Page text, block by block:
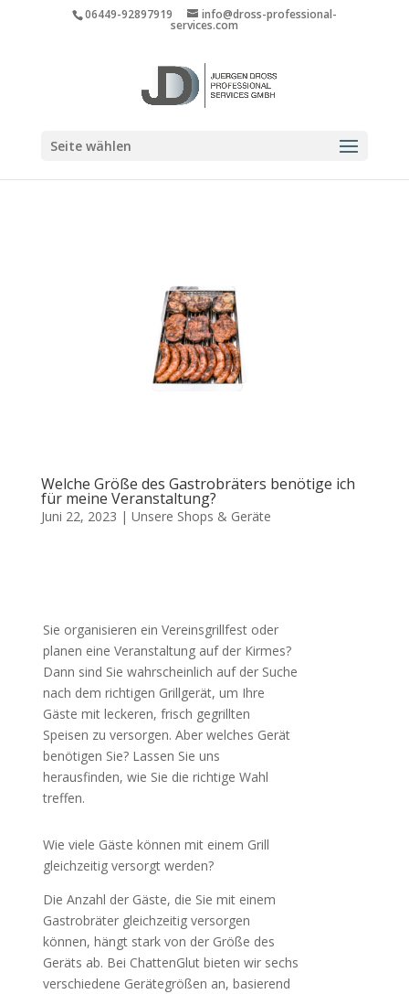
06449-92897919 info@dross-professional-
services.com
Seite wählen
Welche Größe des Gastrobräters benötige ich
für meine Veranstaltung?
Juni 22, 2023 | Unsere Shops & Geräte
Sie organisieren ein Vereinsgrillfest oder
planen eine Veranstaltung auf der Kirmes?
Dann sind Sie wahrscheinlich auf der Suche
nach dem richtigen Grillgerät, um Ihre
Gäste mit leckeren, frisch gegrillten
Speisen zu versorgen. Aber welches Gerät
benötigen Sie? Lassen Sie uns
herausfinden, wie Sie die richtige Wahl
treffen.
Wie viele Gäste können mit einem Grill
gleichzeitig versorgt werden?
Die Anzahl der Gäste, die Sie mit einem
Gastrobräter gleichzeitig versorgen
können, hängt stark von der Größe des
Geräts ab. Bei ChattenGlut bieten wir sechs
verschiedene Gerätegrößen an, basierend